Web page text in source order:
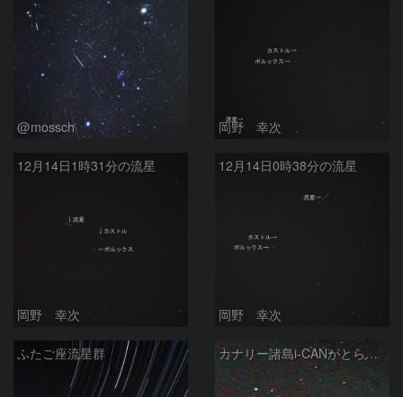
@mossch 岡野 幸次
12月14日1時31分の流星
岡野 幸次
12月14日0時38分の流星
岡野 幸次
ふたご座流星群 カナリー諸島i-CANがとらえたふたご群流星